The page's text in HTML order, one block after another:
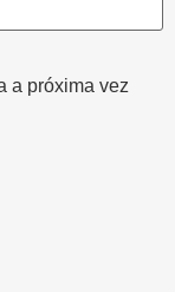
a próxima vez